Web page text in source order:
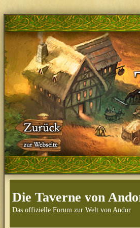
Die Taverne von
Das offizielle Forum zur Welt von Andor